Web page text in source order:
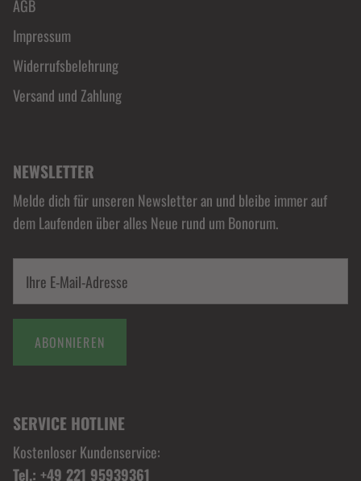
AGB
Impressum
Widerrufsbelehrung
Versand und Zahlung
NEWSLETTER
Melde dich für unseren Newsletter an und bleibe immer auf
dem Laufenden über alles Neue rund um Bonorum.
ABONNIEREN
SERVICE HOTLINE
Kostenloser Kundenservice:
Tel.: +49 221 95939361